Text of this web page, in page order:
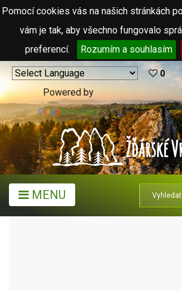
Pomocí cookies vás na našich stránkách
vám je tak, aby všechno fungovalo
preferencí.
Rozumím a souhlasím
Powered by
Translate
0
MENU